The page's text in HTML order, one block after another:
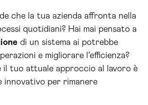
che la tua azienda affronta nella
quotidiani? Hai mai pensato a
di un sistema ai potrebbe
e migliorare l’efficienza?
il tuo attuale approccio al lavoro è
innovativo per rimanere